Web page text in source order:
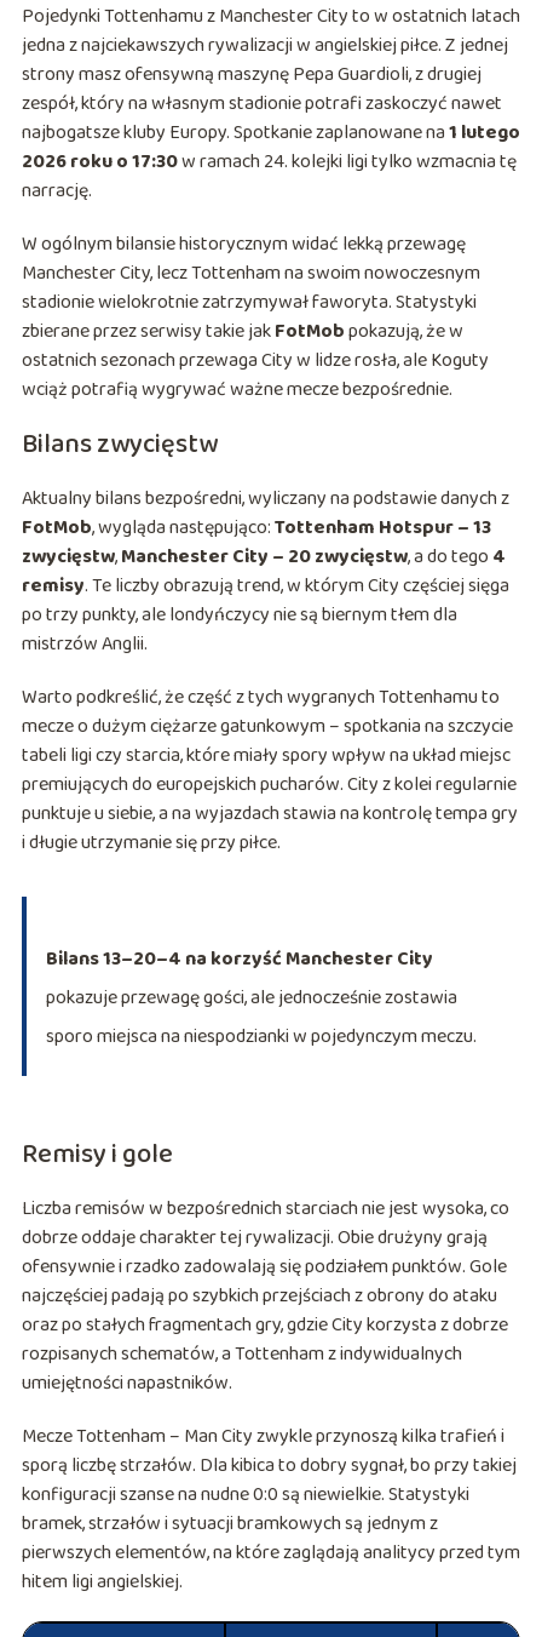
Pojedynki Tottenhamu z Manchester City to w ostatnich latach
jedna z najciekawszych rywalizacji w angielskiej piłce. Z jednej
strony masz ofensywną maszynę Pepa Guardioli, z drugiej
zespół, który na własnym stadionie potrafi zaskoczyć nawet
najbogatsze kluby Europy. Spotkanie zaplanowane na1 lutego
2026 roku o 17:30w ramach 24. kolejki ligi tylko wzmacnia tę
narrację.
W ogólnym bilansie historycznym widać lekką przewagę
Manchester City, lecz Tottenham na swoim nowoczesnym
stadionie wielokrotnie zatrzymywał faworyta. Statystyki
zbierane przez serwisy takie jakFotMobpokazują, że w
ostatnich sezonach przewaga City w lidze rosła, ale Koguty
wciąż potrafią wygrywać ważne mecze bezpośrednie.
Bilans zwycięstw
Aktualny bilans bezpośredni, wyliczany na podstawie danych z
FotMob, wygląda następująco:Tottenham Hotspur – 13
zwycięstw,Manchester City – 20 zwycięstw, a do tego 4
remisy. Te liczby obrazują trend, w którym City częściej sięga
po trzy punkty, ale londyńczycy nie są biernym tłem dla
mistrzów Anglii.
Warto podkreślić, że część z tych wygranych Tottenhamu to
mecze o dużym ciężarze gatunkowym – spotkania na szczycie
tabeli ligi czy starcia, które miały spory wpływ na układ miejsc
premiujących do europejskich pucharów. City z kolei regularnie
punktuje u siebie, a na wyjazdach stawia na kontrolę tempa gry
i długie utrzymanie się przy piłce.
Bilans 13–20–4 na korzyść Manchester City
pokazuje przewagę gości, ale jednocześnie zostawia
sporo miejsca na niespodzianki w pojedynczym meczu.
Remisy i gole
Liczba remisów w bezpośrednich starciach nie jest wysoka, co
dobrze oddaje charakter tej rywalizacji. Obie drużyny grają
ofensywnie i rzadko zadowalają się podziałem punktów. Gole
najczęściej padają po szybkich przejściach z obrony do ataku
oraz po stałych fragmentach gry, gdzie City korzysta z dobrze
rozpisanych schematów, a Tottenham z indywidualnych
umiejętności napastników.
Mecze Tottenham – Man City zwykle przynoszą kilka trafień i
sporą liczbę strzałów. Dla kibica to dobry sygnał, bo przy takiej
konfiguracji szanse na nudne 0:0 są niewielkie. Statystyki
bramek, strzałów i sytuacji bramkowych są jednym z
pierwszych elementów, na które zaglądają analitycy przed tym
hitem ligi angielskiej.